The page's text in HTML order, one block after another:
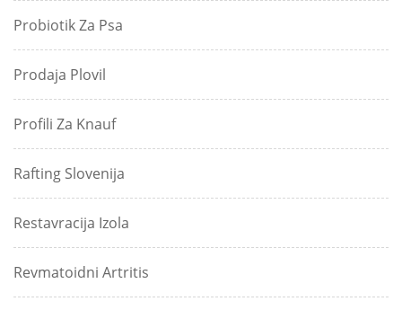
Probiotik Za Psa
Prodaja Plovil
Profili Za Knauf
Rafting Slovenija
Restavracija Izola
Revmatoidni Artritis